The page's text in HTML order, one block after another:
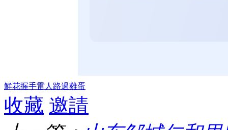
鮮花握手雷人 路過雞蛋
收藏 邀請